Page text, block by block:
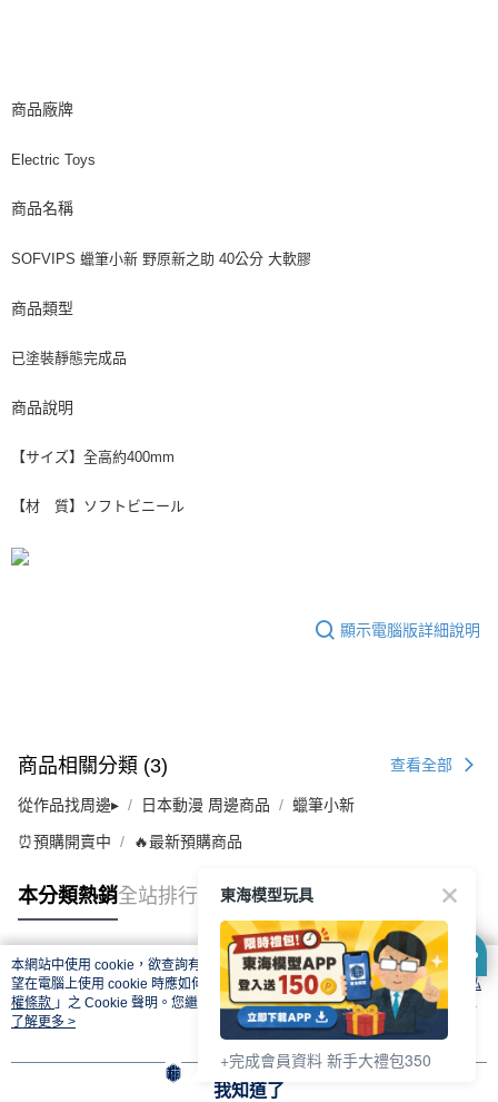
商品廠牌
Electric Toys
商品名稱
SOFVIPS 蠟筆小新 野原新之助 40公分 大軟膠
商品類型
已塗裝靜態完成品
商品說明
【サイズ】全高約400mm
【材 質】ソフトビニール
顯示電腦版詳細說明
商品相關分類 (3) 查看全部
從作品找周邊▸ 日本動漫 周邊商品 蠟筆小新
⏰預購開賣中 🔥最新預購商品
本分類熱銷全站排行
熱門標籤
本網站中使用 cookie，欲查詢有關本網站使用 cookie 方式之詳情，及若您不希
望在電腦上使用 cookie 時應如何變更電腦的 cookie 設定，請參閱本網站「
隱私
權條款 」之 Cookie 聲明。您繼續使用本網站即表示您同意本公司得按本網站使
用條款之 Cookie 聲明使用 cookie。
了解更多 >
我知道了
東海模型玩具
+完成會員資料 新手大禮包350